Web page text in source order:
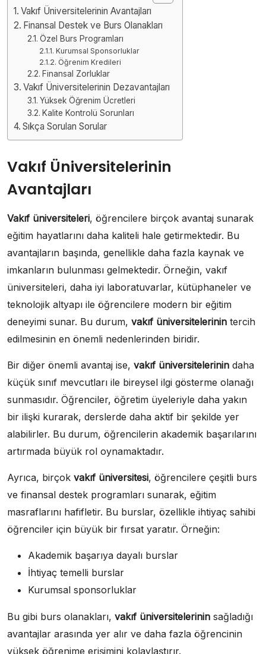
Vakıf Üniversitelerinin Avantajları
Finansal Destek ve Burs Olanakları
Özel Burs Programları
Kurumsal Sponsorluklar
Öğrenim Kredileri
Finansal Zorluklar
Vakıf Üniversitelerinin Dezavantajları
Yüksek Öğrenim Ücretleri
Kalite Kontrolü Sorunları
Sıkça Sorulan Sorular
Vakıf Üniversitelerinin
Avantajları
Vakıf üniversiteleri, öğrencilere birçok avantaj sunarak
eğitim hayatlarını daha kaliteli hale getirmektedir. Bu
avantajların başında, genellikle daha fazla kaynak ve
imkanların bulunması gelmektedir. Örneğin, vakıf
üniversiteleri, daha iyi laboratuvarlar, kütüphaneler ve
teknolojik altyapı ile öğrencilere modern bir eğitim
deneyimi sunar. Bu durum, vakıf üniversitelerinin tercih
edilmesinin en önemli nedenlerinden biridir.
Bir diğer önemli avantaj ise, vakıf üniversitelerinin daha
küçük sınıf mevcutları ile bireysel ilgi gösterme olanağı
sunmasıdır. Öğrenciler, öğretim üyeleriyle daha yakın
bir ilişki kurarak, derslerde daha aktif bir şekilde yer
alabilirler. Bu durum, öğrencilerin akademik başarılarını
artırmada büyük rol oynamaktadır.
Ayrıca, birçok vakıf üniversitesi, öğrencilere çeşitli burs
ve finansal destek programları sunarak, eğitim
masraflarını hafifletir. Bu burslar, özellikle ihtiyaç sahibi
öğrenciler için büyük bir fırsat yaratır. Örneğin:
Akademik başarıya dayalı burslar
İhtiyaç temelli burslar
Kurumsal sponsorluklar
Bu gibi burs olanakları, vakıf üniversitelerinin sağladığı
avantajlar arasında yer alır ve daha fazla öğrencinin
yüksek öğrenime erişimini kolaylaştırır.